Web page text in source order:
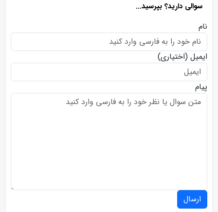
سوالی دارید؟ بپرسید...
نام
ایمیل (اختیاری)
پیام
ارسال